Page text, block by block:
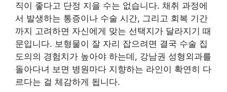
직이 좋다고 단정 지을 수는 없습니다. 채취 과정에
서 발생하는 통증이나 수술 시간, 그리고 회복 기간
까지 고려하면 자신에게 맞는 선택지가 달라지기 때
문입니다. 보형물이 잘 자리 잡으려면 결국 수술 집
도의의 경험치가 높아야 하는데, 강남권 성형외과를
돌아다녀 보면 병원마다 지향하는 라인이 확연히 다
르다는 걸 체감하게 됩니다.